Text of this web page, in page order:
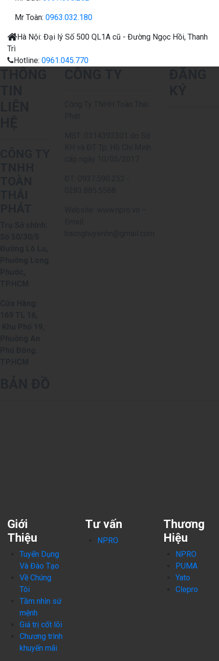
Mr Toàn: 0963.032.180
Hà Nội: Đại lý Số 500 QL1A cũ - Đường Ngọc Hồi, Thanh
Trì
Hotline: 0961.045.770
Giới
Thiệu
Tuyển Dụng
Và Đào Tạo
Về Chúng
Tôi
Tầm nhìn sứ
mệnh
Giá trị cốt lõi
Chương trình
khuyến mãi
Tư vấn
NPRO
Thương
Hiệu
NPRO
PUMA
Yato
Clepro